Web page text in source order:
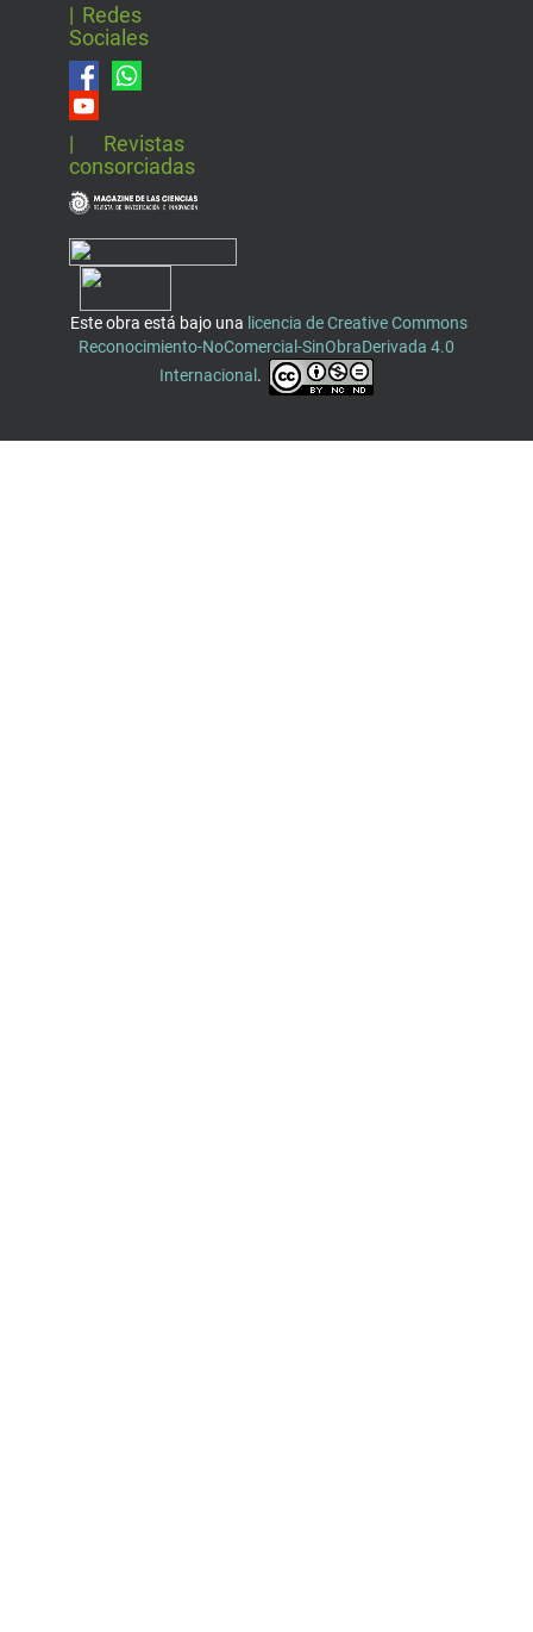
| Redes
Sociales
| Revistas
consorciadas
Este obra está bajo una licencia de Creative Commons
Reconocimiento-NoComercial-SinObraDerivada 4.0
Internacional .